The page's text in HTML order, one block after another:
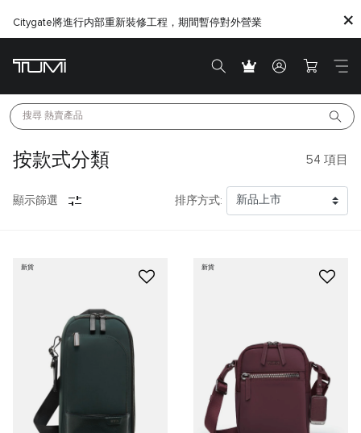
Citygate將進行内部重新裝修工程，期間暫停對外營業
搜尋 熱賣產品
按款式分類 54 項目
顯示篩選 排序方式:
新貨 新貨